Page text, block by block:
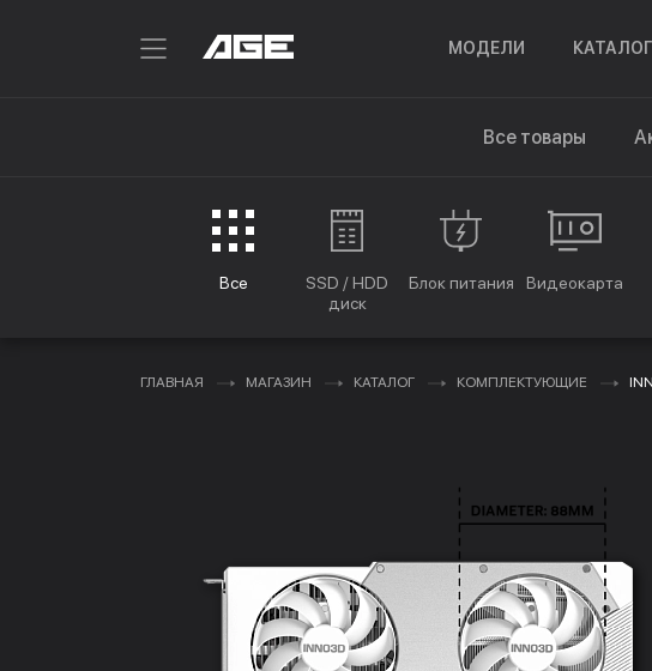
МОДЕЛИ КАТАЛОГ
Все товары
Все
SSD / HDD
диск
Блок питания Видеокарта
ГЛАВНАЯ МАГАЗИН КАТАЛОГ КОМПЛЕКТУЮЩИЕ